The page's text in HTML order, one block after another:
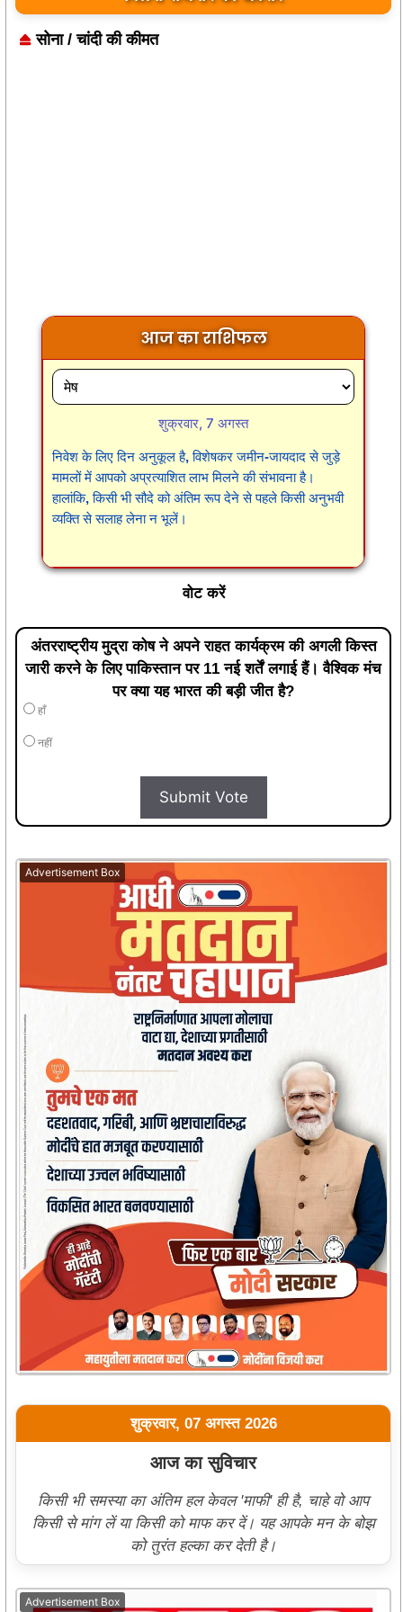
सोना / चांदी की कीमत
आज का राशिफल
शुक्रवार, 7 अगस्त
निवेश के लिए दिन अनुकूल है, विशेषकर जमीन-जायदाद से जुड़े
मामलों में आपको अप्रत्याशित लाभ मिलने की संभावना है।
हालांकि, किसी भी सौदे को अंतिम रूप देने से पहले किसी अनुभवी
व्यक्ति से सलाह लेना न भूलें।
वोट करें
अंतरराष्ट्रीय मुद्रा कोष ने अपने राहत कार्यक्रम की अगली किस्त
जारी करने के लिए पाकिस्तान पर 11 नई शर्तें लगाई हैं। वैश्विक मंच
पर क्या यह भारत की बड़ी जीत है?
हाँ
नहीं
Submit Vote
Advertisement Box
शुक्रवार, 07 अगस्त 2026
आज का सुविचार
किसी भी समस्या का अंतिम हल केवल 'माफी' ही है, चाहे वो आप
किसी से मांग लें या किसी को माफ कर दें। यह आपके मन के बोझ
को तुरंत हल्का कर देती है।
Advertisement Box